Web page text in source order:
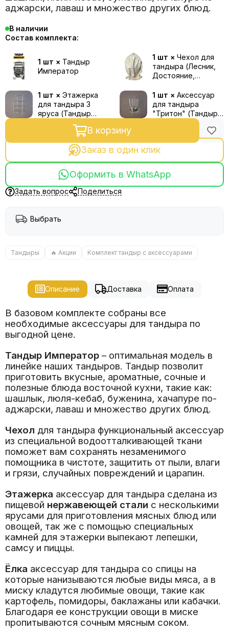
аджарски, лаваш и множество других блюд.
В наличии
Состав комплекта:
1 шт × Тандыр
Император
1 шт × Чехол для
тандыра (Лесник,
Достояние,
Долина, Творения
Мира)
1 шт × Этажерка
для тандыра 3
яруса (Тандыр
Император / 25 см /
1 шт × Аксессуар
для тандыра
"Тритон" (Тандыр
Император / 25 см /
В корзину
Заказ в один клик
Оформить в WhatsApp
Задать вопрос Поделиться
Выбрать
Тандыры 🔥 Акции Комплект тандыр с аксессуарами
Описание Доставка Оплата
В базовом комплекте собраны все
необходимые аксессуары для тандыра по
выгодной цене.
Тандыр Император – оптимальная модель в
линейке наших тандыров. Тандыр позволит
приготовить вкусные, ароматные, сочные и
полезные блюда восточной кухни, такие как:
шашлык, люля-кебаб, буженина, хачапуре по-
аджарски, лаваш и множество других блюд.
Чехол для тандыра функциональный аксессуар
из специальной водоотталкивающей ткани
поможет вам сохранять незаменимого
помощника в чистоте, защитить от пыли, влаги
и грязи, случайных повреждений и царапин.
Этажерка аксессуар для тандыра сделана из
пищевой нержавеющей стали с несколькими
ярусами для приготовления мясных блюд или
овощей, так же с помощью специальных
камней для этажерки выпекают лепешки,
самсу и пиццы.
Ёлка аксессуар для тандыра со спицы на
которые нанизываются любые виды мяса, а в
миску кладутся любимые овощи, такие как
картофель, помидоры, баклажаны или кабачки.
Благодаря ее конструкции овощи в миске
пропитываются сочным мясным соком.